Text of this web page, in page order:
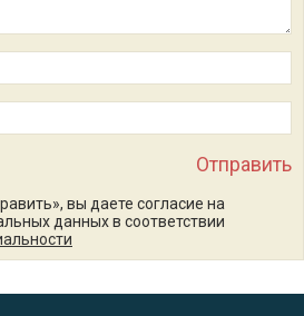
вы даете согласие на
данных в соответствии